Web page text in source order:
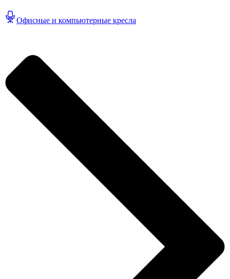
Офисные и компьютерные кресла